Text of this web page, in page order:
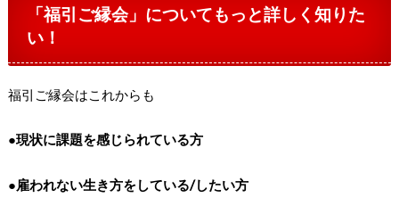
「福引ご縁会」についてもっと詳しく知りた
い！
福引ご縁会はこれからも
●現状に課題を感じられている方
●雇われない生き方をしている/したい方